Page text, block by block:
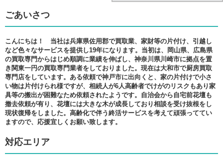
ごあいさつ
こんにちは！ 当社は兵庫県佐用郡で買取業、家財等の片付け、引越し
など色々なサービスを提供し19年になります。当初は、岡山県、広島県
の買取専門からはじめ順調に業績を伸ばし、神奈川県川崎市に拠点を置
き関東一円の買取専門業者をしておりました。現在は大和市で厨房買取
専門店をしています。ある依頼で神戸市に出向くと、家の片付けで小さ
い物は片付けられ様ですが、相続人が6人高齢者でけがのリスクもあり家
具等の搬出が困難なため依頼されたようです。自治会から自宅前花壇も
撤去依頼が有り、花壇には大きな木が成長しており相談を受け抜根をし
現状復帰をしました。高齢化で伴う終活サービスを考えて頑張っててい
ますので、応援宜しくお願い致します。
対応エリア